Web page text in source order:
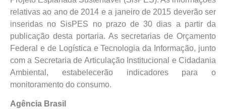
relativas ao ano de 2014 e a janeiro de 2015 deverão ser
inseridas no SisPES no prazo de 30 dias a partir da
publicação desta portaria. As secretarias de Orçamento
Federal e de Logística e Tecnologia da Informação, junto
com a Secretaria de Articulação Institucional e Cidadania
Ambiental, estabelecerão indicadores para o
monitoramento do consumo.
Agência Brasil